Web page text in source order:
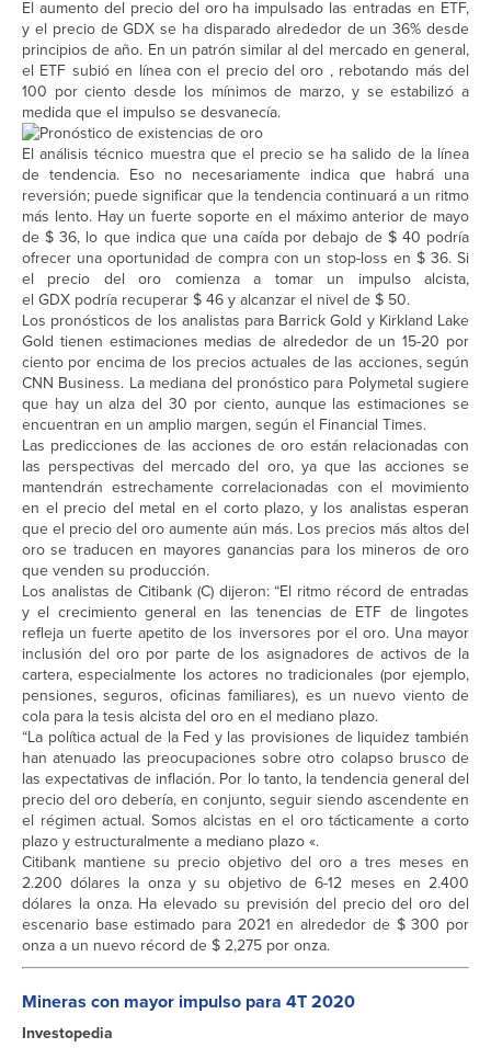
El aumento del precio del oro ha impulsado las entradas en ETF,
y el precio de GDX se ha disparado alrededor de un 36% desde
principios de año. En un patrón similar al del mercado en general,
el ETF subió en línea con el precio del oro , rebotando más del
100 por ciento desde los mínimos de marzo, y se estabilizó a
medida que el impulso se desvanecía.
El análisis técnico muestra que el precio se ha salido de la línea
de tendencia. Eso no necesariamente indica que habrá una
reversión; puede significar que la tendencia continuará a un ritmo
más lento. Hay un fuerte soporte en el máximo anterior de mayo
de $ 36, lo que indica que una caída por debajo de $ 40 podría
ofrecer una oportunidad de compra con un stop-loss en $ 36. Si
el precio del oro comienza a tomar un impulso alcista,
el GDX podría recuperar $ 46 y alcanzar el nivel de $ 50.
Los pronósticos de los analistas para Barrick Gold y Kirkland Lake
Gold tienen estimaciones medias de alrededor de un 15-20 por
ciento por encima de los precios actuales de las acciones, según
CNN Business. La mediana del pronóstico para Polymetal sugiere
que hay un alza del 30 por ciento, aunque las estimaciones se
encuentran en un amplio margen, según el Financial Times.
Las predicciones de las acciones de oro están relacionadas con
las perspectivas del mercado del oro, ya que las acciones se
mantendrán estrechamente correlacionadas con el movimiento
en el precio del metal en el corto plazo, y los analistas esperan
que el precio del oro aumente aún más. Los precios más altos del
oro se traducen en mayores ganancias para los mineros de oro
que venden su producción.
Los analistas de Citibank (C) dijeron: “El ritmo récord de entradas
y el crecimiento general en las tenencias de ETF de lingotes
refleja un fuerte apetito de los inversores por el oro. Una mayor
inclusión del oro por parte de los asignadores de activos de la
cartera, especialmente los actores no tradicionales (por ejemplo,
pensiones, seguros, oficinas familiares), es un nuevo viento de
cola para la tesis alcista del oro en el mediano plazo.
“La política actual de la Fed y las provisiones de liquidez también
han atenuado las preocupaciones sobre otro colapso brusco de
las expectativas de inflación. Por lo tanto, la tendencia general del
precio del oro debería, en conjunto, seguir siendo ascendente en
el régimen actual. Somos alcistas en el oro tácticamente a corto
plazo y estructuralmente a mediano plazo «.
Citibank mantiene su precio objetivo del oro a tres meses en
2.200 dólares la onza y su objetivo de 6-12 meses en 2.400
dólares la onza. Ha elevado su previsión del precio del oro del
escenario base estimado para 2021 en alrededor de $ 300 por
onza a un nuevo récord de $ 2,275 por onza.
Mineras con mayor impulso para 4T 2020
Investopedia